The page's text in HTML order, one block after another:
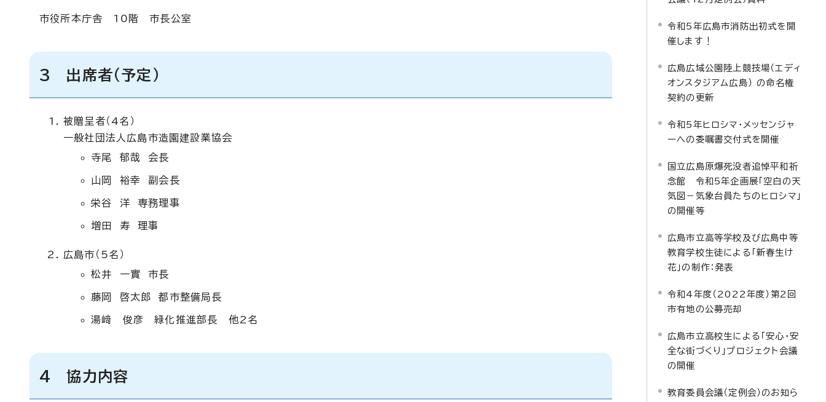
市役所本庁舎 10階 市長公室
3 出席者（予定）
被贈呈者（4名）
一般社団法人広島市造園建設業協会
寺尾 郁哉 会長
山岡 裕幸 副会長
栄谷 洋 専務理事
増田 寿 理事
広島市（5名）
松井 一實 市長
藤岡 啓太郎 都市整備局長
湯﨑 俊彦 緑化推進部長 他2名
4 協力内容
令和5年広島市消防出初式を開
催します！
広島広域公園陸上競技場（エディ
オンスタジアム広島） の命名権
契約の更新
令和5年ヒロシマ・メッセンジャ
ーへの委嘱書交付式を開催
国立広島原爆死没者追悼平和祈
念館 令和5年企画展「空白の天
気図－気象台員たちのヒロシマ」
の開催等
広島市立高等学校及び広島中等
教育学校生徒による「新春生け
花」の制作：発表
令和4年度（2022年度）第2回
市有地の公募売却
広島市立高校生による「安心・安
全な街づくり」プロジェクト会議
の開催
教育委員会議（定例会）のお知ら